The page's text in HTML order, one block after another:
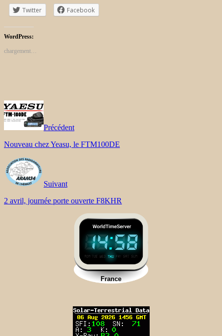
Twitter Facebook
WordPress:
chargement…
Précédent
Nouveau chez Yeasu, le FTM100DE
Suivant
2 avril, journée porte ouverte F8KHR